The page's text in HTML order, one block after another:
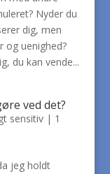
Nyder du
dig, men
og uenighed?
du kan vende...
ved det?
sensitiv| 1
jeg holdt